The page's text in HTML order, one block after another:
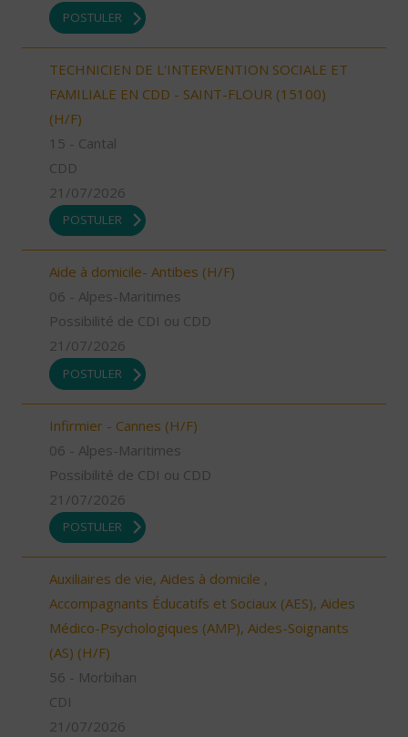
POSTULER
TECHNICIEN DE L'INTERVENTION SOCIALE ET
FAMILIALE EN CDD - SAINT-FLOUR (15100)
(H/F)
15 - Cantal
CDD
21/07/2026
POSTULER
Aide à domicile- Antibes (H/F)
06 - Alpes-Maritimes
Possibilité de CDI ou CDD
21/07/2026
POSTULER
Infirmier - Cannes (H/F)
06 - Alpes-Maritimes
Possibilité de CDI ou CDD
21/07/2026
POSTULER
Auxiliaires de vie, Aides à domicile ,
Accompagnants Éducatifs et Sociaux (AES), Aides
Médico-Psychologiques (AMP), Aides-Soignants
(AS) (H/F)
56 - Morbihan
CDI
21/07/2026